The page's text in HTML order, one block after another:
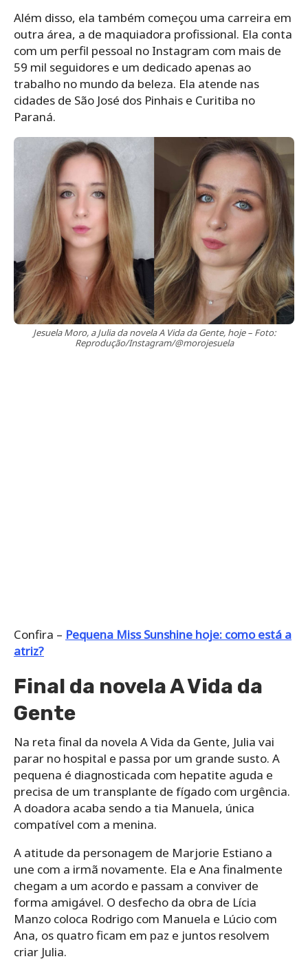
Além disso, ela também começou uma carreira em
outra área, a de maquiadora profissional. Ela conta
com um perfil pessoal no Instagram com mais de
59 mil seguidores e um dedicado apenas ao
trabalho no mundo da beleza. Ela atende nas
cidades de São José dos Pinhais e Curitiba no
Paraná.
Jesuela Moro, a Julia da novela A Vida da Gente, hoje – Foto:
Reprodução/Instagram/@morojesuela
Confira – Pequena Miss Sunshine hoje: como está a
atriz?
Final da novela A Vida da
Gente
Na reta final da novela A Vida da Gente, Julia vai
parar no hospital e passa por um grande susto. A
pequena é diagnosticada com hepatite aguda e
precisa de um transplante de fígado com urgência.
A doadora acaba sendo a tia Manuela, única
compatível com a menina.
A atitude da personagem de Marjorie Estiano a
une com a irmã novamente. Ela e Ana finalmente
chegam a um acordo e passam a conviver de
forma amigável. O desfecho da obra de Lícia
Manzo coloca Rodrigo com Manuela e Lúcio com
Ana, os quatro ficam em paz e juntos resolvem
criar Julia.